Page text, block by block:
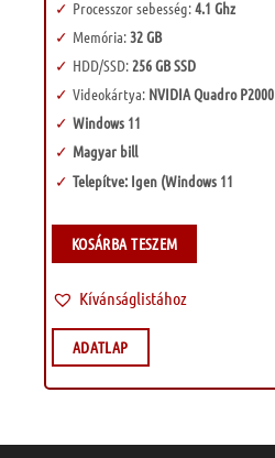
Processzor sebesség:4.1 Ghz
Memória:32 GB
HDD/SSD:256 GB SSD
Videokártya: NVIDIA Quadro P2000
Windows 11
Magyar bill
Telepítve: Igen (Windows 11
KOSÁRBA TESZEM
Kívánságlistához
ADATLAP